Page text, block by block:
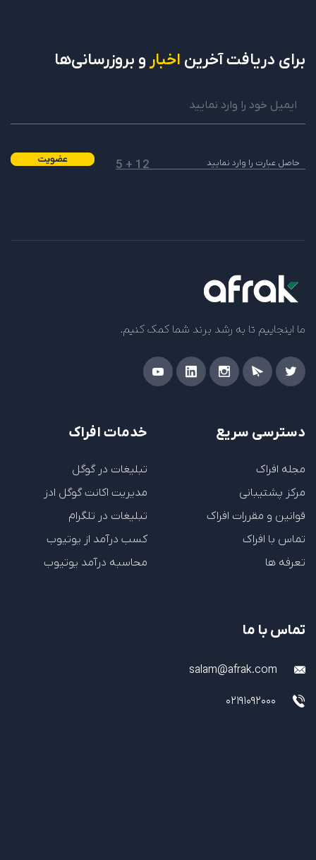
برای دریافتآخرین اخبار و بروزرسانی‌ها
12 + 5 عضویت
ما اینجاییم تا به رشد برند شما کمک کنیم.
دسترسی سریع
مجله افراک
مرکز پشتیبانی
قوانین و مقررات افراک
تماس با افراک
تعرفه ها
خدمات افراک
تبلیغات در گوگل
مدیریت اکانت گوگل ادز
تبلیغات در تلگرام
کسب درآمد از یوتیوب
محاسبه درآمد یوتیوب
تماس با ما
salam@afrak.com
02191092000